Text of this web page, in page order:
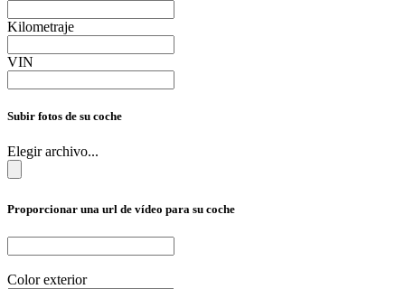
Kilometraje
VIN
Subir fotos de su coche
Elegir archivo...
Proporcionar una url de vídeo para su coche
Color exterior